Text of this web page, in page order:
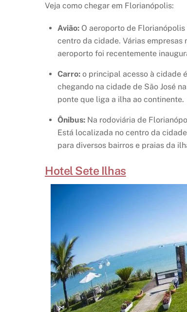
Veja como chegar em Florianópolis:
Avião:O aeroporto de Florianópolis
centro da cidade. Várias empresas
aeroporto foi recentemente
Carro: o principal acesso à cidade
chegando na cidade de São José
ponte que liga a ilha ao continente.
Ônibus:Na rodoviária de
Está localizada no centro da
para diversos bairros e praias da
Hotel Sete Ilhas